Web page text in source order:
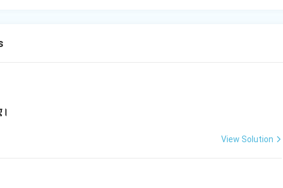
View Solution